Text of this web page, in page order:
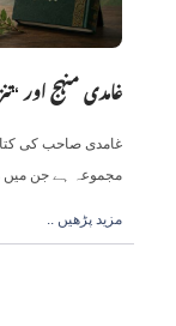
غامدی منہج اور
غامدی صاحب کی
مجموعہ ہے جن میں
.. مزید پڑھیں